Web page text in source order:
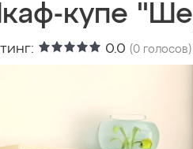
купе
0.0 (0 голосов)